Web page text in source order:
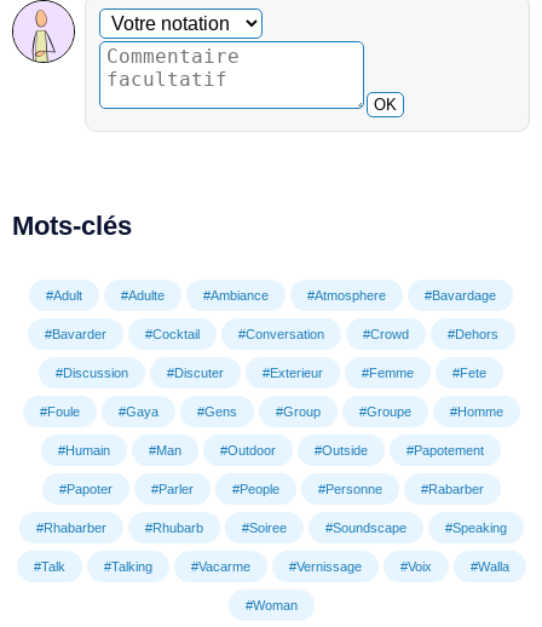
Commentaire facultatif
Votre notation
OK
Mots-clés
#Adult #Adulte #Ambiance #Atmosphere #Bavardage
#Bavarder #Cocktail #Conversation #Crowd #Dehors
#Discussion #Discuter #Exterieur #Femme #Fete
#Foule #Gaya #Gens #Group #Groupe #Homme
#Humain #Man #Outdoor #Outside #Papotement
#Papoter #Parler #People #Personne #Rabarber
#Rhabarber #Rhubarb #Soiree #Soundscape #Speaking
#Talk #Talking #Vacarme #Vernissage #Voix #Walla
#Woman